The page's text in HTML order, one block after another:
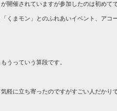
開催されていますが参加したのは初めて
くまモン」とのふれあいイベント、アコ
うっていう算段です。
軽に立ち寄ったのですがすごい人だかり